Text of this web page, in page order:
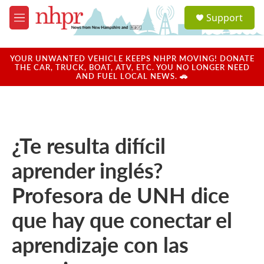
Skip to main content
M
e
u
a
u
Support
YOUR UNWANTED VEHICLE KEEPS NHPR MOVING! DONATE
THE CAR, TRUCK, BOAT, ATV, ETC. YOU NO LONGER NEED
AND FUEL LOCAL NEWS. 🚗
¿Te resulta difícil
aprender inglés?
Profesora de UNH dice
que hay que conectar el
aprendizaje con las